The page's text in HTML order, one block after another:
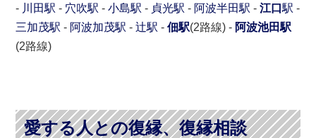
- 川田駅 - 穴吹駅 -小島駅 - 貞光駅 - 阿波半田駅 -江口駅 -
三加茂駅 - 阿波加茂駅 -辻駅 -佃駅(2路線) - 阿波池田駅
(2路線)
愛する人との復縁、復縁相談